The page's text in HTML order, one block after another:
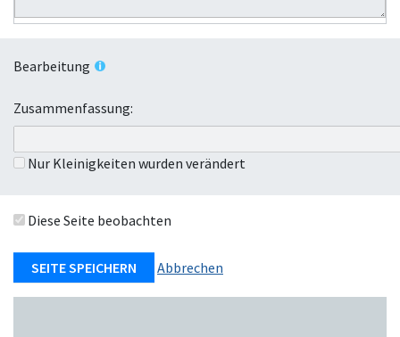
Bearbeitung
Zusammenfassung:
Nur Kleinigkeiten wurden verändert
Diese Seite beobachten
Abbrechen